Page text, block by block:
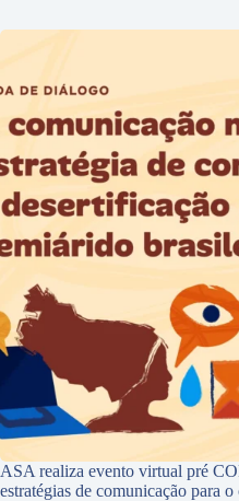
ASA realiza evento virtual pré
estratégias de comunicação para